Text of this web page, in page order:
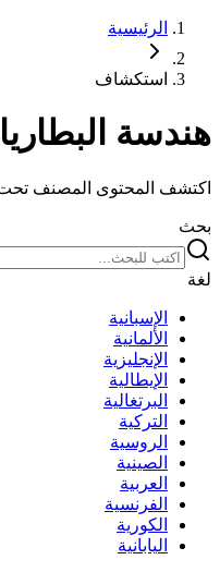
الرئيسية
استكشاف
هندسة
اكتشف المحتوى المصنف
بحث
لغة
الإسبانية
الألمانية
الإنجليزية
الإيطالية
البرتغالية
التركية
الروسية
الصينية
العربية
الفرنسية
الكورية
اليابانية